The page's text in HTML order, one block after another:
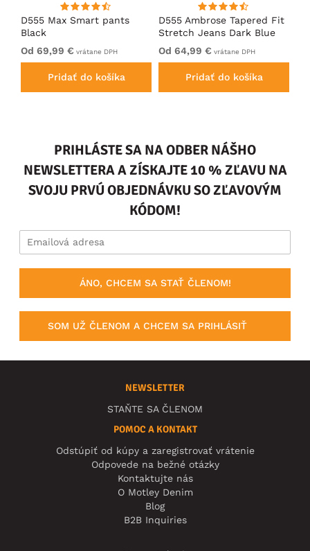
D555 Max Smart pants
Black
Od 69,99 € vrátane DPH
Pridať do košíka
D555 Ambrose Tapered Fit
Stretch Jeans Dark Blue
Od 64,99 € vrátane DPH
Pridať do košíka
PRIHLÁSTE SA NA ODBER NÁŠHO
NEWSLETTERA A ZÍSKAJTE 10 % ZĽAVU NA
SVOJU PRVÚ OBJEDNÁVKU SO ZĽAVOVÝM
KÓDOM!
ÁNO, CHCEM SA STAŤ ČLENOM!
SOM UŽ ČLENOM A CHCEM SA PRIHLÁSIŤ
NEWSLETTER
STAŇTE SA ČLENOM
POMOC A KONTAKT
Odstúpiť od kúpy a zaregistrovať vrátenie
Odpovede na bežné otázky
Kontaktujte nás
O Motley Denim
Blog
B2B Inquiries